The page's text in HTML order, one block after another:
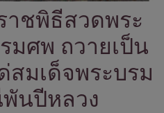
าชพิธีสวดพระ
มศพ ถวายเป็น
มเด็จพระบรม
นปีหลวง